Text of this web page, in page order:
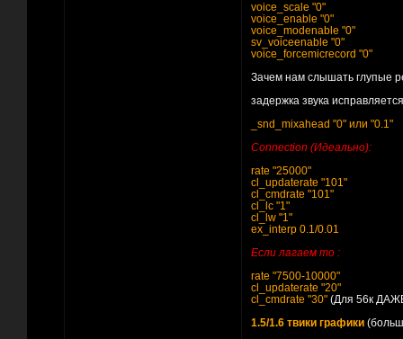
voice_scale "0"
voice_enable "0"
voice_modenable "0"
sv_voiceenable "0"
voice_forcemicrecord "0"
Зачем нам слышать глупые
задержка звука исправляется
_snd_mixahead "0" или "0.1"
Connection (Идеально):
rate "25000"
cl_updaterate "101"
cl_cmdrate "101"
cl_lc "1"
cl_lw "1"
ex_interp 0.1/0.01
Если лагаем то :
rate "7500-10000"
cl_updaterate "20"
cl_cmdrate "30" (Для 56к
1.5/1.6 твики графики